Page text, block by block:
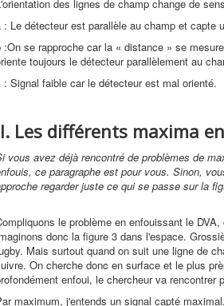
des lignes de champ change de
: Le détecteur est parallèle au champ et capte
:On se rapproche car la « distance » se
toujours le détecteur parallèlement au
: Signal faible car le détecteur est mal orienté.
Les différents maxima
vous avez déjà rencontré de problèmes de
ce paragraphe est pour vous. Sinon,
regarder juste ce qui se passe sur la
le problème en enfouissant le
donc la figure 3 dans l'espace.
Mais surtout quand on suit une ligne de
On cherche donc en surface et le plus
enfoui, le chercheur va
maximum, j'entends un signal capté